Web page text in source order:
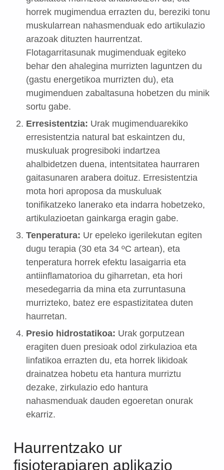
horrek mugimendua errazten du, bereziki tonu
muskularrean nahasmenduak edo artikulazio
arazoak dituzten haurrentzat.
Flotagarritasunak mugimenduak egiteko
behar den ahalegina murrizten laguntzen du
(gastu energetikoa murrizten du), eta
mugimenduen zabaltasuna hobetzen du minik
sortu gabe.
Erresistentzia: Urak mugimenduarekiko
erresistentzia natural bat eskaintzen du,
muskuluak progresiboki indartzea
ahalbidetzen duena, intentsitatea haurraren
gaitasunaren arabera doituz. Erresistentzia
mota hori aproposa da muskuluak
tonifikatzeko lanerako eta indarra hobetzeko,
artikulazioetan gainkarga eragin gabe.
Tenperatura: Ur epeleko igerilekutan egiten
dugu terapia (30 eta 34 ºC artean), eta
tenperatura horrek efektu lasaigarria eta
antiinflamatorioa du giharretan, eta hori
mesedegarria da mina eta zurruntasuna
murrizteko, batez ere espastizitatea duten
haurretan.
Presio hidrostatikoa: Urak gorputzean
eragiten duen presioak odol zirkulazioa eta
linfatikoa errazten du, eta horrek likidoak
drainatzea hobetu eta hantura murriztu
dezake, zirkulazio edo hantura
nahasmenduak dauden egoeretan onurak
ekarriz.
Haurrentzako ur
fisioterapiaren aplikazio